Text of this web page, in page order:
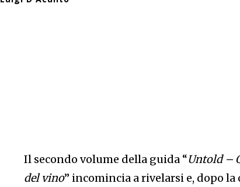
Il secondo volume della guida “Untold –
del vino” incomincia a rivelarsi e, dopo